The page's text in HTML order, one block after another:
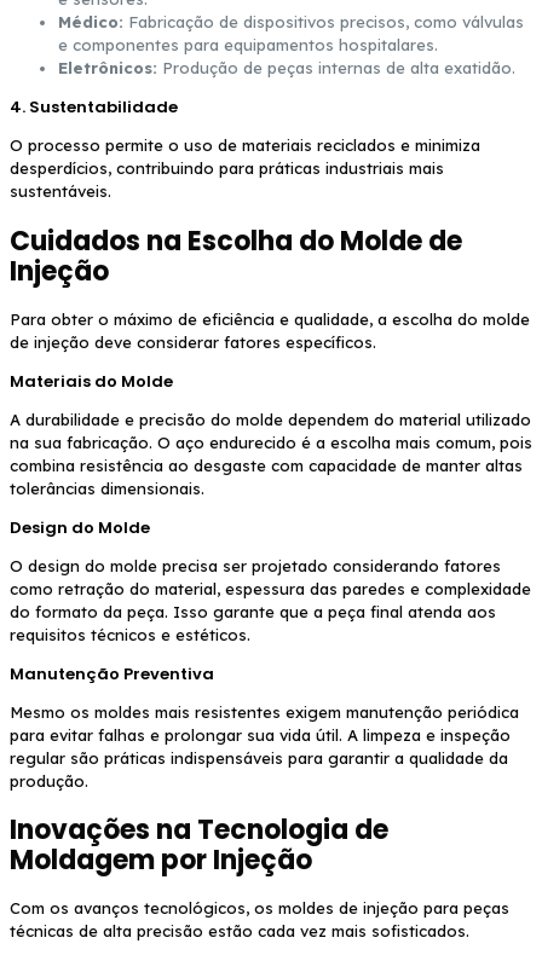
Médico: Fabricação de dispositivos precisos, como válvulas
e componentes para equipamentos hospitalares.
Eletrônicos: Produção de peças internas de alta exatidão.
4. Sustentabilidade
O processo permite o uso de materiais reciclados e minimiza
desperdícios, contribuindo para práticas industriais mais
sustentáveis.
Cuidados na Escolha do Molde de
Injeção
Para obter o máximo de eficiência e qualidade, a escolha do molde
de injeção deve considerar fatores específicos.
Materiais do Molde
A durabilidade e precisão do molde dependem do material utilizado
na sua fabricação. O aço endurecido é a escolha mais comum, pois
combina resistência ao desgaste com capacidade de manter altas
tolerâncias dimensionais.
Design do Molde
O design do molde precisa ser projetado considerando fatores
como retração do material, espessura das paredes e complexidade
do formato da peça. Isso garante que a peça final atenda aos
requisitos técnicos e estéticos.
Manutenção Preventiva
Mesmo os moldes mais resistentes exigem manutenção periódica
para evitar falhas e prolongar sua vida útil. A limpeza e inspeção
regular são práticas indispensáveis para garantir a qualidade da
produção.
Inovações na Tecnologia de
Moldagem por Injeção
Com os avanços tecnológicos, os moldes de injeção para peças
técnicas de alta precisão estão cada vez mais sofisticados.